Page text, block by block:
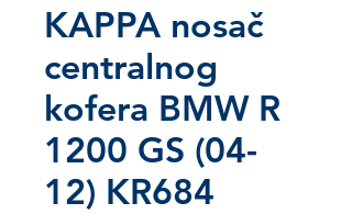
KAPPA nosač
centralnog
kofera BMW R
1200 GS (04-
12) KR684